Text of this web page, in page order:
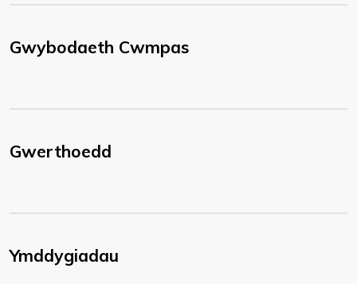
Gwybodaeth Cwmpas
Gwerthoedd
Ymddygiadau